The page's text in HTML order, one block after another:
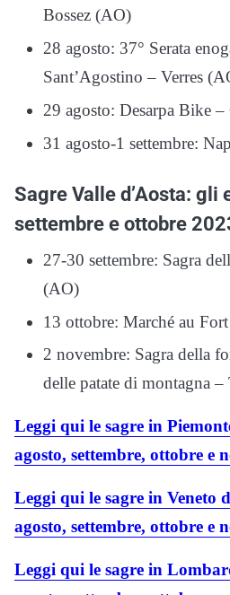
Bossez (AO)
28 agosto: 37° Serata
Sant’Agostino – Verres
29 agosto: Desarpa Bike –
31 agosto-1 settembre:
Sagre Valle d’Aosta: gli
settembre e ottobre
27-30 settembre: Sagra
(AO)
13 ottobre: Marché au
2 novembre: Sagra della
delle patate di montagna
Leggi qui le sagre in
agosto, settembre, ottobre e
Leggi qui le sagre in Veneto
agosto, settembre, ottobre e
Leggi qui le sagre in